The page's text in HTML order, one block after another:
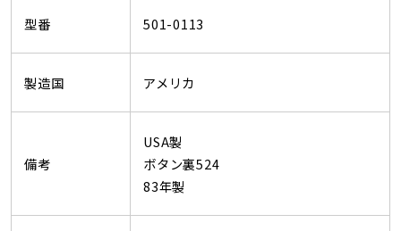
型番 501-0113
製造国 アメリカ
備考
USA製
ボタン裏524
83年製